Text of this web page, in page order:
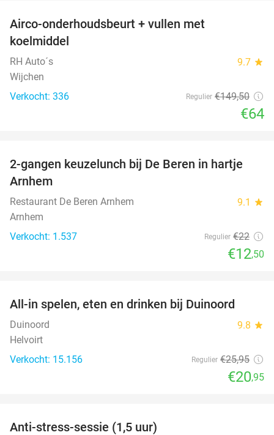
Airco-onderhoudsbeurt + vullen met
koelmiddel
RH Auto´s 9.7 star
Wijchen
Verkocht: 336
Regulier €149,50
€64
43%
2-gangen keuzelunch bij De Beren in hartje
Arnhem
Restaurant De Beren Arnhem 9.1 star
Arnhem
Verkocht: 1.537
Regulier €22
€12,50
All-in spelen, eten en drinken bij Duinoord
Duinoord 9.8 star
Helvoirt
Verkocht: 15.156
Regulier €25,95
€20,95
Anti-stress-sessie (1,5 uur)